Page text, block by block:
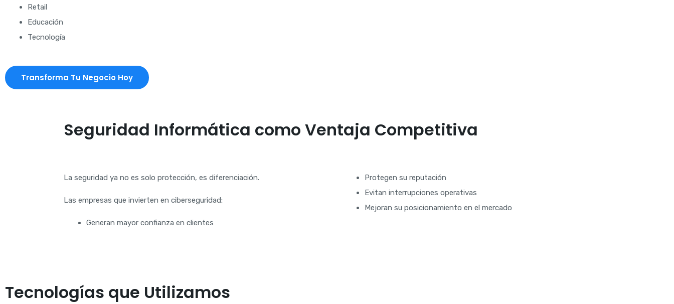
Retail
Educación
Tecnología
Transforma Tu Negocio Hoy
Seguridad Informática como Ventaja Competitiva
La seguridad ya no es solo protección, es diferenciación.
Las empresas que invierten en ciberseguridad:
Generan mayor confianza en clientes
Protegen su reputación
Evitan interrupciones operativas
Mejoran su posicionamiento en el mercado
Tecnologías que Utilizamos